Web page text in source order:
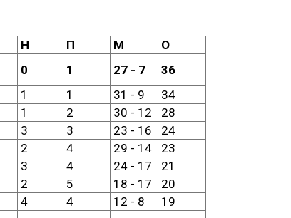
Н П М
О
0 1 27 - 7
36
1 1 31 - 9
34
1 2 30 - 12
28
3 3 23 - 16
24
2 4 29 - 14
23
3 4 24 - 17
21
2 5 18 - 17
20
4 4 12 - 8
19